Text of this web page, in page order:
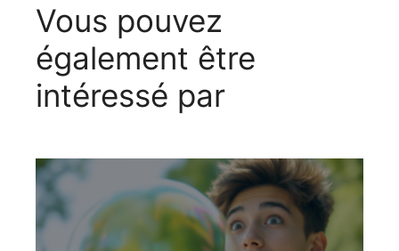
Vous pouvez
également être
intéressé par